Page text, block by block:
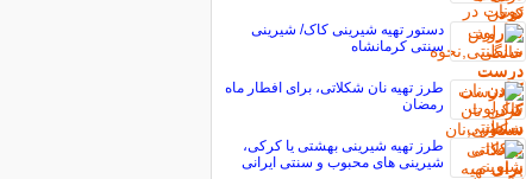
دستور تهیه شیرینی کاک/ شیرینی
سنتی کرمانشاه
طرز تهیه نان شکلاتی، برای افطار ماه
رمضان
طرز تهیه شیرینی بهشتی یا کرکی،
شیرینی های محبوب و سنتی ایرانی